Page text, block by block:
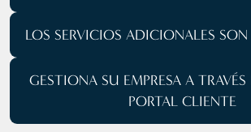
LOS SERVICIOS ADICIONALES SON
GESTIONA SU EMPRESA A
PORTAL CLIENTE